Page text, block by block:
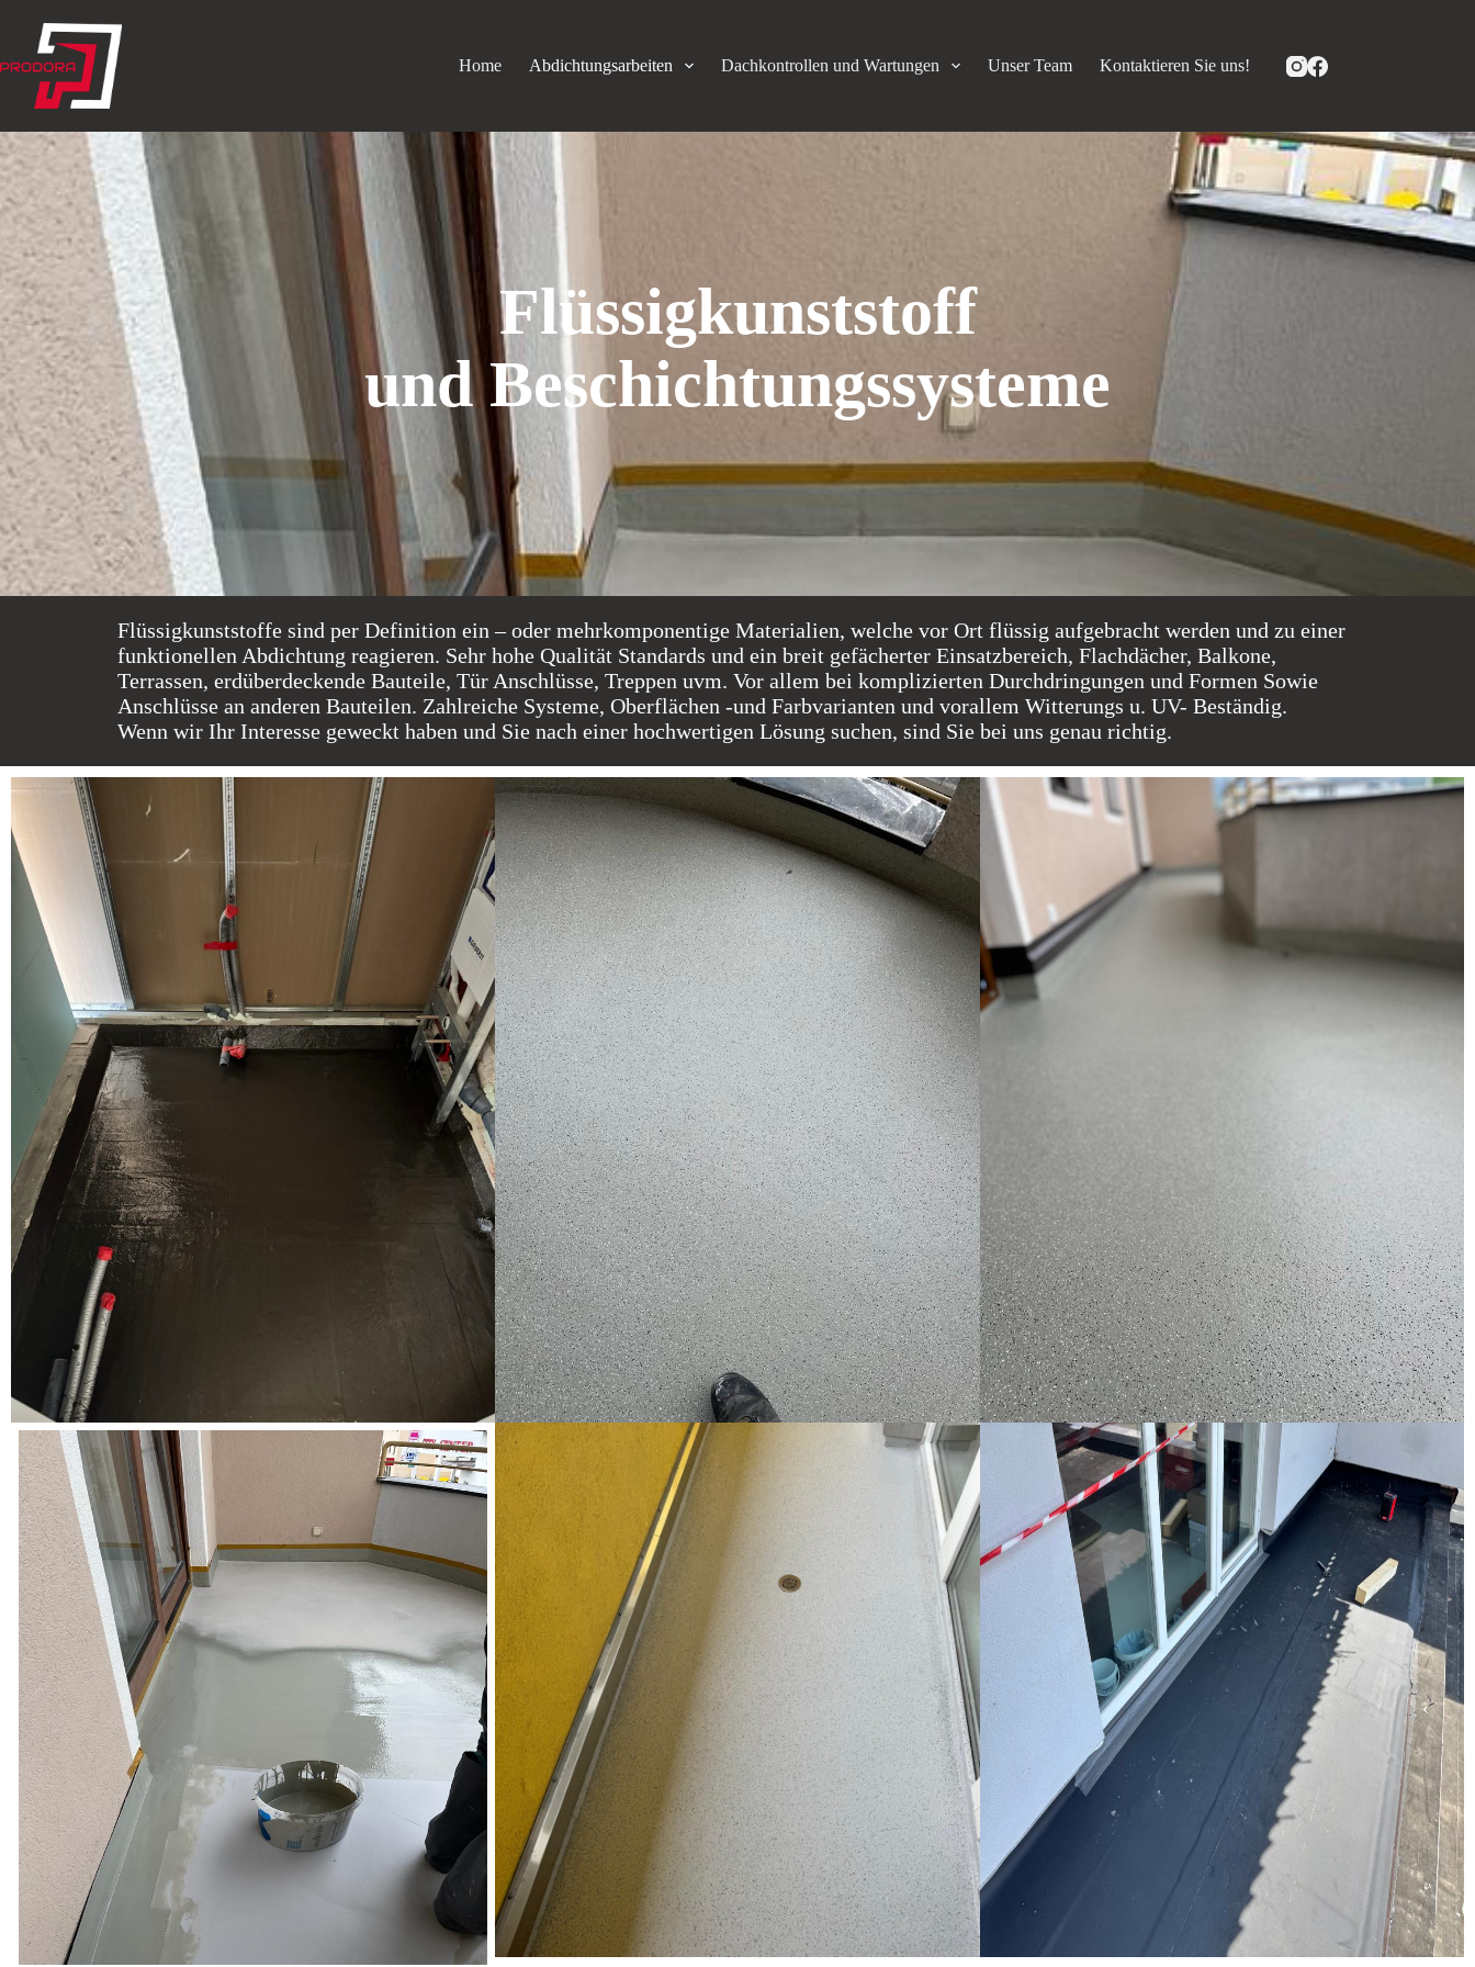
Home Abdichtungsarbeiten Dachkontrollen und Wartungen Unser Team Kontaktieren Sie uns!
Flüssigkunststoff
und Beschichtungssysteme
Flüssigkunststoffe sind per Definition ein – oder mehrkomponentige Materialien, welche vor Ort flüssig aufgebracht werden und zu einer
funktionellen Abdichtung reagieren. Sehr hohe Qualität Standards und ein breit gefächerter Einsatzbereich, Flachdächer, Balkone,
Terrassen, erdüberdeckende Bauteile, Tür Anschlüsse, Treppen uvm. Vor allem bei komplizierten Durchdringungen und Formen Sowie
Anschlüsse an anderen Bauteilen. Zahlreiche Systeme, Oberflächen -und Farbvarianten und vorallem Witterungs u. UV- Beständig.
Wenn wir Ihr Interesse geweckt haben und Sie nach einer hochwertigen Lösung suchen, sind Sie bei uns genau richtig.